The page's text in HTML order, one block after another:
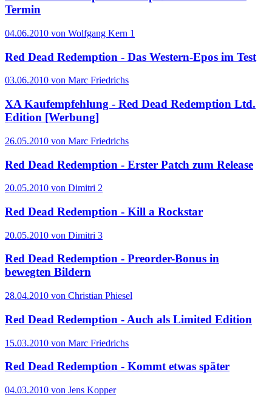
Termin
04.06.2010 von Wolfgang Kern 1
Red Dead Redemption - Das Western-Epos im Test
03.06.2010 von Marc Friedrichs
XA Kaufempfehlung - Red Dead Redemption Ltd.
Edition [Werbung]
26.05.2010 von Marc Friedrichs
Red Dead Redemption - Erster Patch zum Release
20.05.2010 von Dimitri 2
Red Dead Redemption - Kill a Rockstar
20.05.2010 von Dimitri 3
Red Dead Redemption - Preorder-Bonus in
bewegten Bildern
28.04.2010 von Christian Phiesel
Red Dead Redemption - Auch als Limited Edition
15.03.2010 von Marc Friedrichs
Red Dead Redemption - Kommt etwas später
04.03.2010 von Jens Kopper